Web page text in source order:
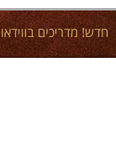
חדש! מדריכים בווידאו